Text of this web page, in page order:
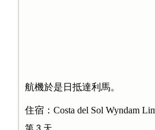
航機於是日抵達利馬。
住宿：Costa del Sol Wyndam